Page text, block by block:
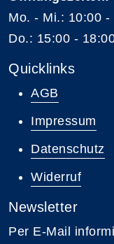
Mo. - Mi.: 10:00 -
Do.: 15:00 -
Quicklinks
AGB
Impressum
Datenschutz
Widerruf
Newsletter
Per E-Mail